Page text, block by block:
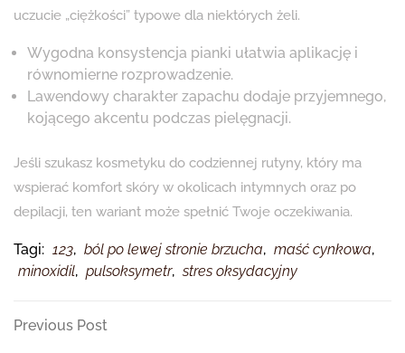
uczucie „ciężkości” typowe dla niektórych żeli.
Wygodna konsystencja pianki ułatwia aplikację i
równomierne rozprowadzenie.
Lawendowy charakter zapachu dodaje przyjemnego,
kojącego akcentu podczas pielęgnacji.
Jeśli szukasz kosmetyku do codziennej rutyny, który ma
wspierać komfort skóry w okolicach intymnych oraz po
depilacji, ten wariant może spełnić Twoje oczekiwania.
Tagi: 123, ból po lewej stronie brzucha, maść cynkowa,
minoxidil, pulsoksymetr, stres oksydacyjny
Nawigacja
Previous
Previous Post